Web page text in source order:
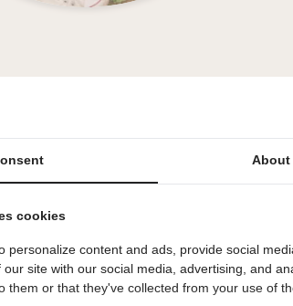
de vele
About
cookies
personalize content and ads, provide social
site with our social media, advertising, and
them or that they've collected from your use of